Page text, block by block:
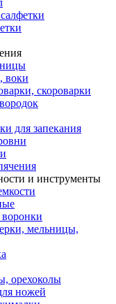
воки
скороварки
для запекания
и инструменты
мельницы,
орехоколы
ножей